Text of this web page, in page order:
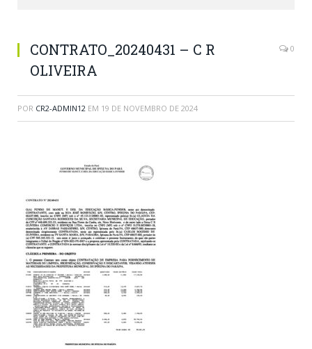
CONTRATO_20240431 – C R
OLIVEIRA
0
POR CR2-ADMIN12 EM 19 DE NOVEMBRO DE 2024